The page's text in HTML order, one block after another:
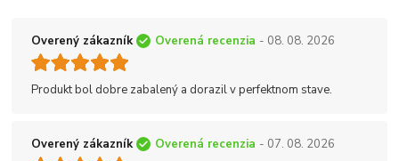
Overený zákazník Overená recenzia - 08. 08. 2026
Produkt bol dobre zabalený a dorazil v perfektnom stave.
Overený zákazník Overená recenzia - 07. 08. 2026